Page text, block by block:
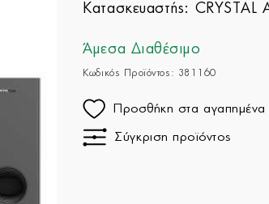
Κατασκευαστής: CRYSTAL
Άμεσα Διαθέσιμο
Κωδικός Προϊόντος: 381160
Προσθήκη στα αγαπημένα
Σύγκριση προϊόντος